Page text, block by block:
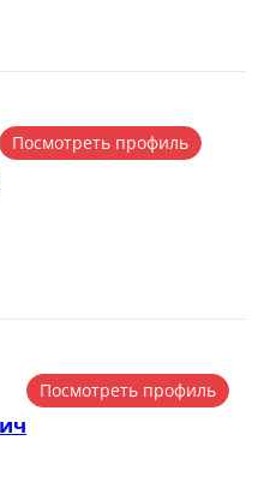
Посмотреть профиль
Посмотреть профиль